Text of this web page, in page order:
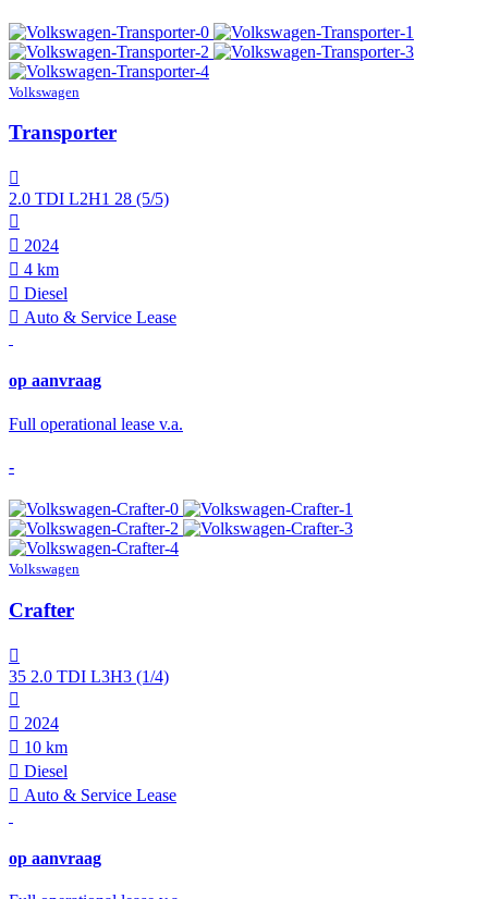
Volkswagen
Transporter
2.0 TDI L2H1 28 (5/5)
2024
4 km
Diesel
Auto & Service Lease
op aanvraag
Full operational lease v.a.
-
Volkswagen
Crafter
35 2.0 TDI L3H3 (1/4)
2024
10 km
Diesel
Auto & Service Lease
op aanvraag